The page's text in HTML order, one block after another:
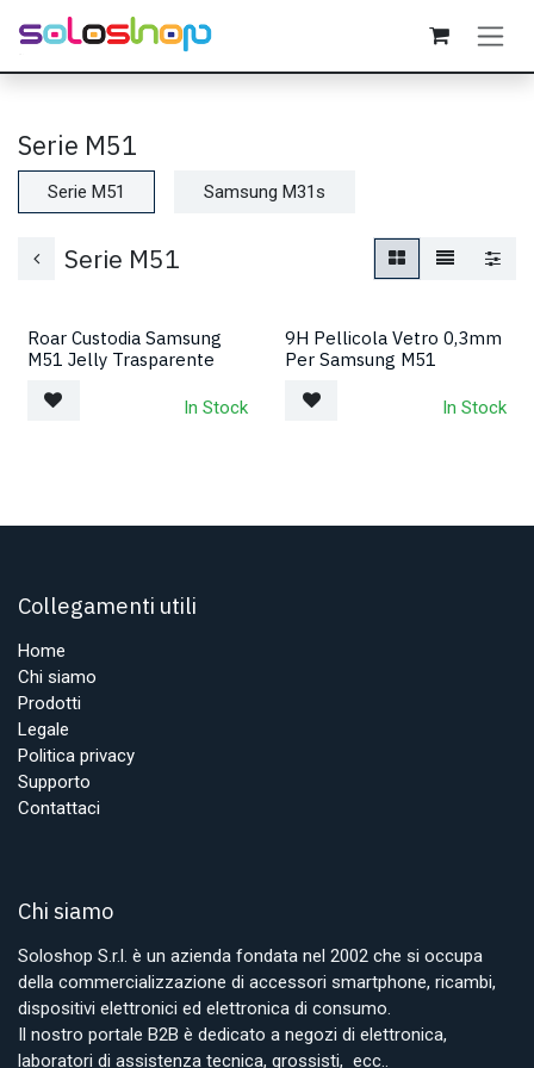
Passa al contenuto
Serie M51
Serie M51 Samsung M31s
Serie M51
Roar Custodia Samsung
M51 Jelly Trasparente
In Stock
9H Pellicola Vetro 0,3mm
Per Samsung M51
In Stock
Collegamenti utili
Home
Chi siamo
Prodotti
Legale
Politica privacy
Supporto
Contattaci
Chi siamo
Soloshop S.r.l. è un azienda fondata nel 2002 che si occupa
della commercializzazione di accessori smartphone, ricambi,
dispositivi elettronici ed elettronica di consumo.
Il nostro portale B2B è dedicato a negozi di elettronica,
laboratori di assistenza tecnica, grossisti, ecc..